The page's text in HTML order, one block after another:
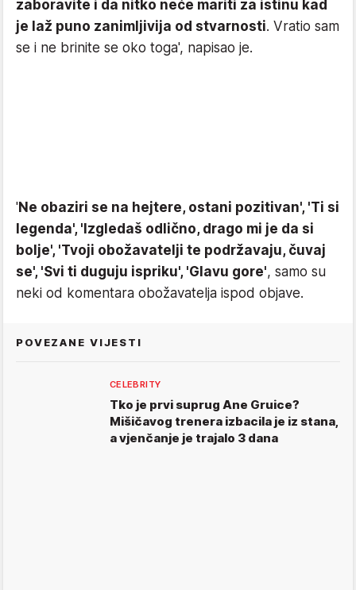
zaboravite i da nitko neće mariti za istinu kad
je laž puno zanimljivija od stvarnosti. Vratio sam
se i ne brinite se oko toga', napisao je.
'Ne obaziri se na hejtere, ostani pozitivan', 'Ti si
legenda', 'Izgledaš odlično, drago mi je da si
bolje', 'Tvoji obožavatelji te podržavaju, čuvaj
se', 'Svi ti duguju ispriku', 'Glavu gore', samo su
neki od komentara obožavatelja ispod objave.
POVEZANE VIJESTI
CELEBRITY
Tko je prvi suprug Ane Gruice?
Mišičavog trenera izbacila je iz stana,
a vjenčanje je trajalo 3 dana